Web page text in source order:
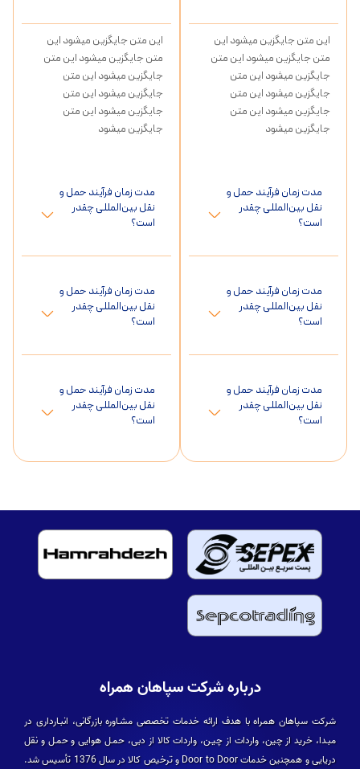
این متن جایگزین میشود این
متن جایگزین میشود این متن
جایگزین میشود این متن
جایگزین میشود این متن
جایگزین میشود این متن
جایگزین میشود
مدت زمان فرآیند حمل و
نقل بین‌المللی چقدر
است؟
مدت زمان فرآیند حمل و
نقل بین‌المللی چقدر
است؟
مدت زمان فرآیند حمل و
نقل بین‌المللی چقدر
است؟
این متن جایگزین میشود این
متن جایگزین میشود این متن
جایگزین میشود این متن
جایگزین میشود این متن
جایگزین میشود این متن
جایگزین میشود
مدت زمان فرآیند حمل و
نقل بین‌المللی چقدر
است؟
مدت زمان فرآیند حمل و
نقل بین‌المللی چقدر
است؟
مدت زمان فرآیند حمل و
نقل بین‌المللی چقدر
است؟
درباره شرکت سپاهان همراه
شرکت سپاهان همراه با هدف ارائه خدمات تخصصی مشـاوره بازرگانی، انبـارداری در
مبـدا، خرید از چین، واردات از چیـن، واردات کالا از دبی، حمـل هوایی و حمـل و نقل
دریایی و همچنین خدمات Door to Door و ترخیص کالا در سال 1376 تأسیس شد.